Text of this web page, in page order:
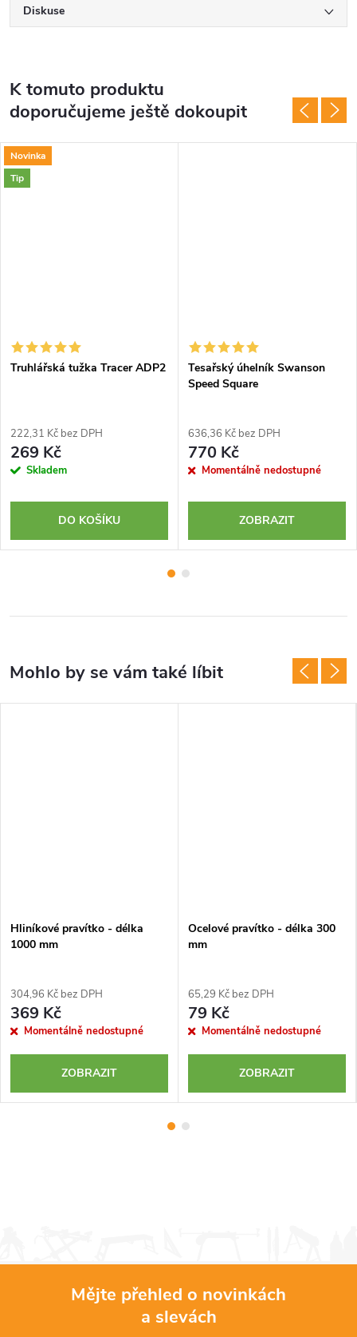
Diskuse
K tomuto produktu
doporučujeme ještě dokoupit
Novinka
Tip
Truhlářská tužka Tracer ADP2
222,31 Kč bez DPH
269 Kč
Skladem
DO KOŠÍKU
Tesařský úhelník Swanson
Speed Square
636,36 Kč bez DPH
770 Kč
Momentálně nedostupné
ZOBRAZIT
Hliníkové pravítko - délka
1000 mm
304,96 Kč bez DPH
369 Kč
Momentálně nedostupné
ZOBRAZIT
Ocelové pravítko - délka 300
mm
65,29 Kč bez DPH
79 Kč
Momentálně nedostupné
ZOBRAZIT
Mějte přehled o novinkách
a slevách